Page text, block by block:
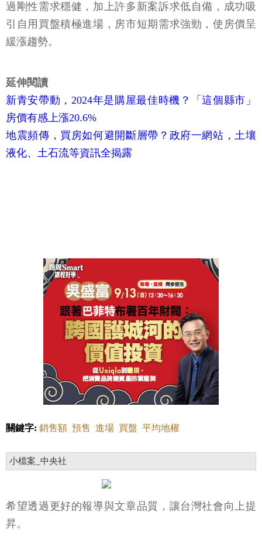
過剛性需求穩健，加上許多新案訴求低自備，成功吸
引自用買盤積極進場，房市短期需求強勁，使房價呈
緩漲趨勢。
延伸閱讀
新青安帶動，2024年是購屋最佳時機？「這個縣市」
房價有感上漲20.6%
地震頻傳，買房如何避開斷層帶？政府一網站，土壤
液化、土石流等資訊全揭露
關鍵字: 銷售額 預售 進場 買盤 平均地權
小檔案_中央社
希望透過更好的報導與文章品質，讓台灣社會向上提
昇。